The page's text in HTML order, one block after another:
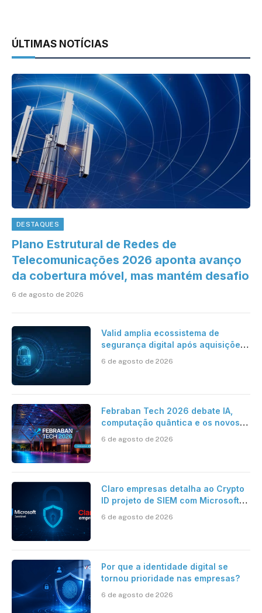
ÚLTIMAS NOTÍCIAS
DESTAQUES
Plano Estrutural de Redes de
Telecomunicações 2026 aponta avanço
da cobertura móvel, mas mantém desafio
6 de agosto de 2026
Valid amplia ecossistema de
segurança digital após aquisições
6 de agosto de 2026
Febraban Tech 2026 debate IA,
computação quântica e os novos
6 de agosto de 2026
Claro empresas detalha ao Crypto
ID projeto de SIEM com Microsoft
automatizada
6 de agosto de 2026
Por que a identidade digital se
tornou prioridade nas empresas?
6 de agosto de 2026